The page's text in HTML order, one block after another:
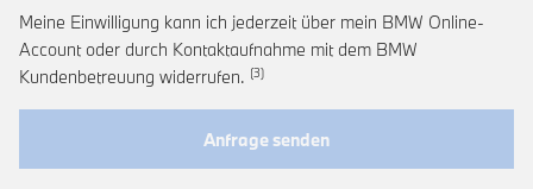
Meine Einwilligung kann ich jederzeit über mein BMW Online-
Account oder durch Kontaktaufnahme mit dem BMW
Kundenbetreuung widerrufen. Link zur Fußnote: Widerruf der
Anfrage senden